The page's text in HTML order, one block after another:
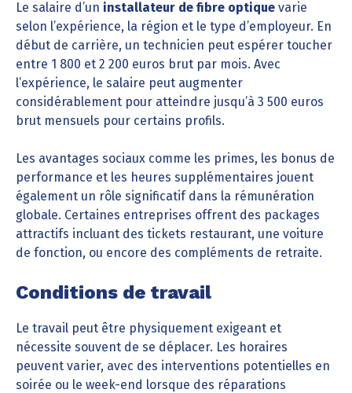
Le salaire d’un installateur de fibre optique varie
selon l’expérience, la région et le type d’employeur. En
début de carrière, un technicien peut espérer toucher
entre 1 800 et 2 200 euros brut par mois. Avec
l’expérience, le salaire peut augmenter
considérablement pour atteindre jusqu’à 3 500 euros
brut mensuels pour certains profils.
Les avantages sociaux comme les primes, les bonus de
performance et les heures supplémentaires jouent
également un rôle significatif dans la rémunération
globale. Certaines entreprises offrent des packages
attractifs incluant des tickets restaurant, une voiture
de fonction, ou encore des compléments de retraite.
Conditions de travail
Le travail peut être physiquement exigeant et
nécessite souvent de se déplacer. Les horaires
peuvent varier, avec des interventions potentielles en
soirée ou le week-end lorsque des réparations